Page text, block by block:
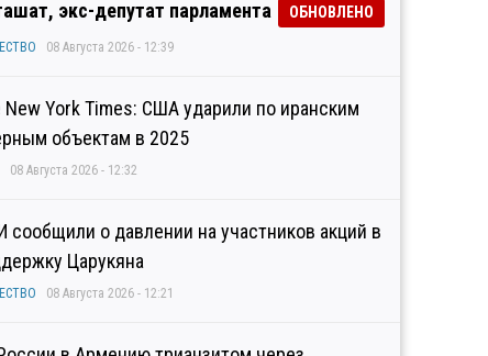
экс-депутат парламента
ОБНОВЛЕНО
08 Августа 2026 - 12:39
New York Times: США ударили по иранским
объектам в 2025
08 Августа 2026 - 12:32
сообщили о давлении на участников акций в
Царукяна
08 Августа 2026 - 12:21